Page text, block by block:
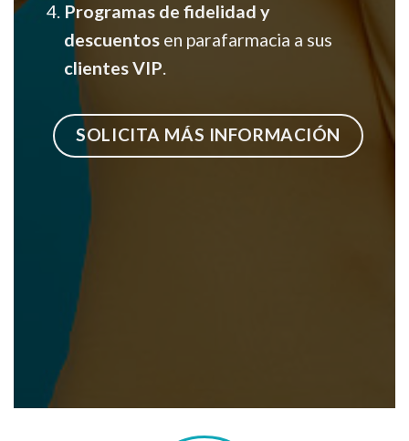
Programas de fidelidad y
descuentosen parafarmacia a sus
clientes VIP.
SOLICITA MÁS INFORMACIÓN